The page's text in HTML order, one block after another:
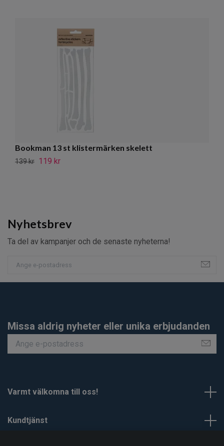
Nyhetsbrev
Ta del av kampanjer och de senaste nyheterna!
Bookman 13 st klistermärken skelett
139 kr 119 kr
Missa aldrig nyheter eller unika erbjudanden
Varmt välkomna till oss!
Kundtjänst